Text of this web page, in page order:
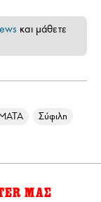
και μάθετε
Σύφιλη
ΜΑΣ